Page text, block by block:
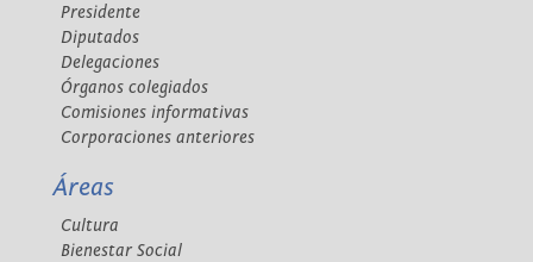
Presidente
Diputados
Delegaciones
Órganos colegiados
Comisiones informativas
Corporaciones anteriores
Áreas
Cultura
Bienestar Social